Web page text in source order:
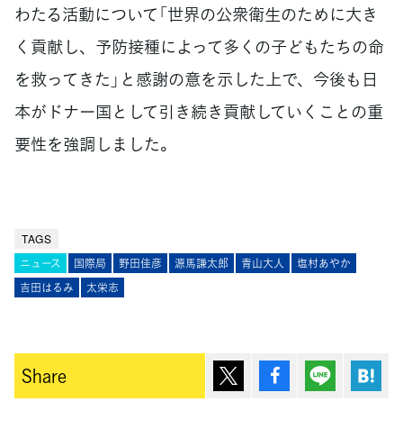
わたる活動について「世界の公衆衛生のために大き
く貢献し、予防接種によって多くの子どもたちの命
を救ってきた」と感謝の意を示した上で、今後も日
本がドナー国として引き続き貢献していくことの重
要性を強調しました。
TAGS
ニュース 国際局 野田佳彦 源馬謙太郎 青山大人
塩村あやか
吉田はるみ
太栄志
Share ポスト シェア Lineで送